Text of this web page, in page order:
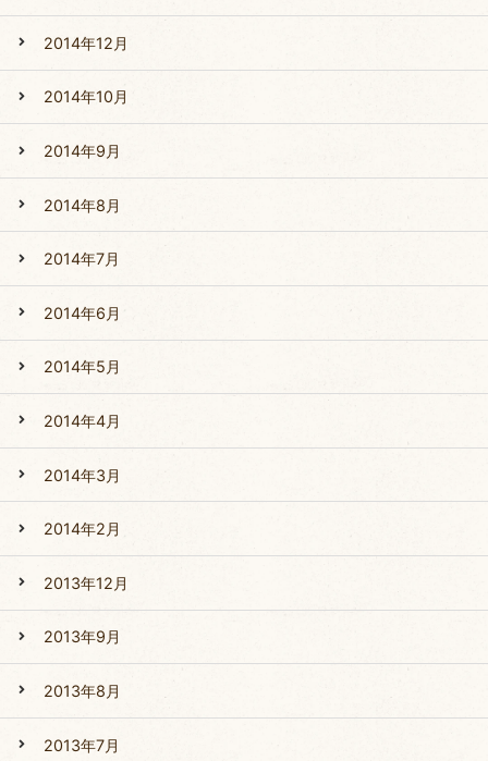
2014年12月
2014年10月
2014年9月
2014年8月
2014年7月
2014年6月
2014年5月
2014年4月
2014年3月
2014年2月
2013年12月
2013年9月
2013年8月
2013年7月